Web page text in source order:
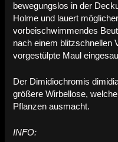
bewegungslos in der
Holme und lauert
vorbeischwimmendes
nach einem blitzschnellen
vorgestülpte Maul
Der Dimidiochromis
größere Wirbellose,
Pflanzen ausmacht.
INFO: